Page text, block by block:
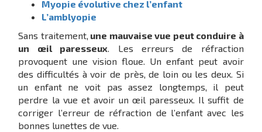
Myopie évolutive chez l’enfant
L’amblyopie
Sans traitement, une mauvaise vue peut conduire à
un œil paresseux. Les erreurs de réfraction
provoquent une vision floue. Un enfant peut avoir
des difficultés à voir de près, de loin ou les deux. Si
un enfant ne voit pas assez longtemps, il peut
perdre la vue et avoir un œil paresseux. Il suffit de
corriger l’erreur de réfraction de l’enfant avec les
bonnes lunettes de vue.